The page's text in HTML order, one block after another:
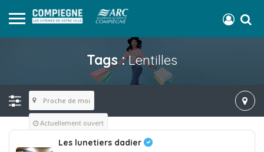
Tags :Lentilles
Proche de moi
Actuellement ouvert
Les lunetiers dadier